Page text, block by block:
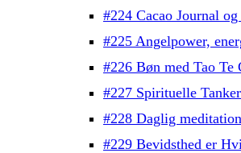
#224 Cacao Journal
#225 Angelpower,
#226 Bøn med Tao
#227 Spirituelle
#228 Daglig
#229 Bevidsthed er